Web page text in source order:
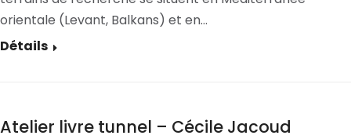
orientale (Levant, Balkans) et en…
Détails
Atelier livre tunnel – Cécile Jacoud